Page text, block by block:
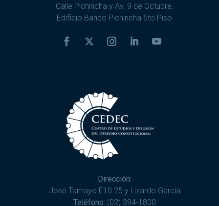
Calle Pichincha y Av. 9 de Octubre.
Edificio Banco Pichincha 6to Piso
Dirección:
José Tamayo E10 25 y Lizardo García
Teléfono: (02) 394-1800